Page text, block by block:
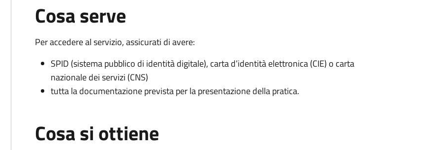
Cosa serve
Per accedere al servizio, assicurati di avere:
SPID (sistema pubblico di identità digitale), carta d’identità elettronica (CIE) o carta
nazionale dei servizi (CNS)
tutta la documentazione prevista per la presentazione della pratica.
Cosa si ottiene